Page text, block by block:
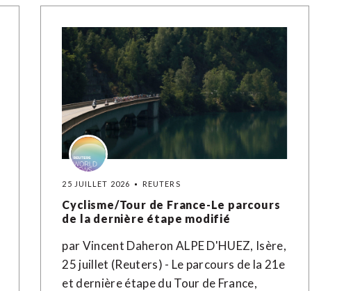
25 JUILLET 2026 REUTERS
Cyclisme/Tour de France-Le parcours
de la dernière étape modifié
par Vincent Daheron ALPE D'HUEZ, Isère,
25 juillet (Reuters) - Le parcours de la 21e
et dernière étape du Tour de France,